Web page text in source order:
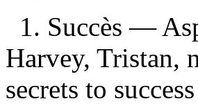
1. Succès —
Harvey, Tristan,
secrets to